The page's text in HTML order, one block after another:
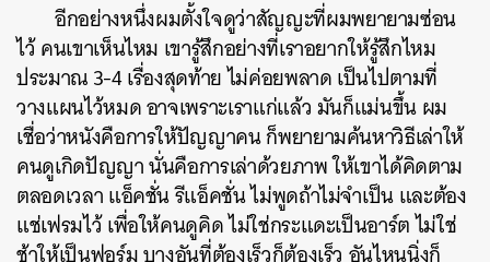
อีกอย่างหนึ่งผมตั้งใจดูว่าสัญญะที่ผมพยายามซ่อน
ไว้ คนเขาเห็นไหม เขารู้สึกอย่างที่เราอยากให้รู้สึกไหม
ประมาณ 3-4 เรื่องสุดท้าย ไม่ค่อยพลาด เป็นไปตามที่
วางแผนไว้หมด อาจเพราะเราแก่แล้ว มันก็แม่นขึ้น ผม
เชื่อว่าหนังคือการให้ปัญญาคน ก็พยายามค้นหาวิธีเล่าให้
คนดูเกิดปัญญา นั่นคือการเล่าด้วยภาพ ให้เขาได้คิดตาม
ตลอดเวลา แอ็คชั่น รีแอ็คชั่น ไม่พูดถ้าไม่จำเป็น และต้อง
แช่เฟรมไว้ เพื่อให้คนดูคิด ไม่ใช่กระแดะเป็นอาร์ต ไม่ใช่